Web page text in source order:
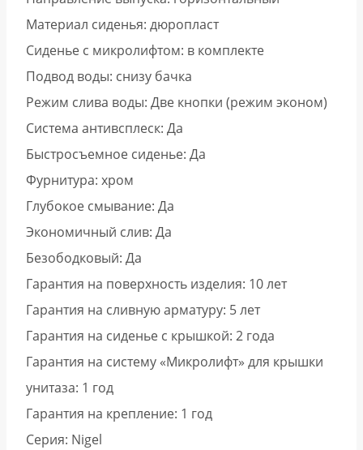
Материал сиденья: дюропласт
Сиденье с микролифтом: в комплекте
Подвод воды: снизу бачка
Режим слива воды: Две кнопки (режим эконом)
Система антивсплеск: Да
Быстросъемное сиденье: Да
Фурнитура: хром
Глубокое смывание: Да
Экономичный слив: Да
Безободковый: Да
Гарантия на поверхность изделия: 10 лет
Гарантия на сливную арматуру: 5 лет
Гарантия на сиденье с крышкой: 2 года
Гарантия на систему «Микролифт» для крышки
унитаза: 1 год
Гарантия на крепление: 1 год
Серия: Nigel